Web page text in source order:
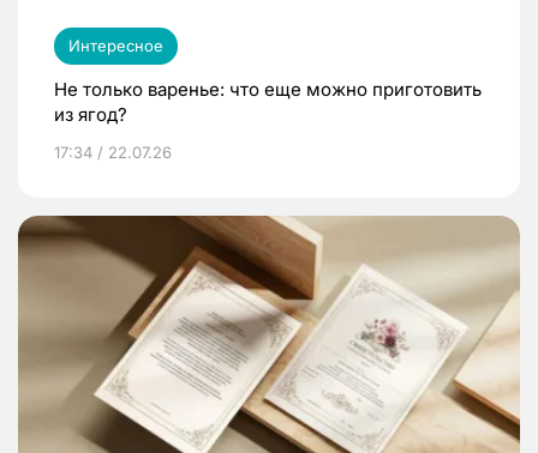
Интересное
Не только варенье: что еще можно приготовить
из ягод?
17:34 / 22.07.26